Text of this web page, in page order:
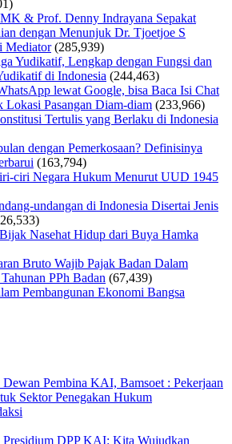
& Prof. Denny Indrayana Sepakat
dengan Menunjuk Dr. Tjoetjoe S
Mediator (285,939)
Yudikatif, Lengkap dengan Fungsi dan
di Indonesia (244,463)
lewat Google, bisa Baca Isi Chat
Lokasi Pasangan Diam-diam (233,966)
Tertulis yang Berlaku di Indonesia
dengan Pemerkosaan? Definisinya
(163,794)
ciri Negara Hukum Menurut UUD 1945
undangan di Indonesia Disertai Jenis
Nasehat Hidup dari Buya Hamka
Bruto Wajib Pajak Badan Dalam
PPh Badan (67,439)
Pembangunan Ekonomi Bangsa
Pembina KAI, Bamsoet : Pekerjaan
Sektor Penegakan Hukum
Presidium DPP KAI: Kita Wujudkan